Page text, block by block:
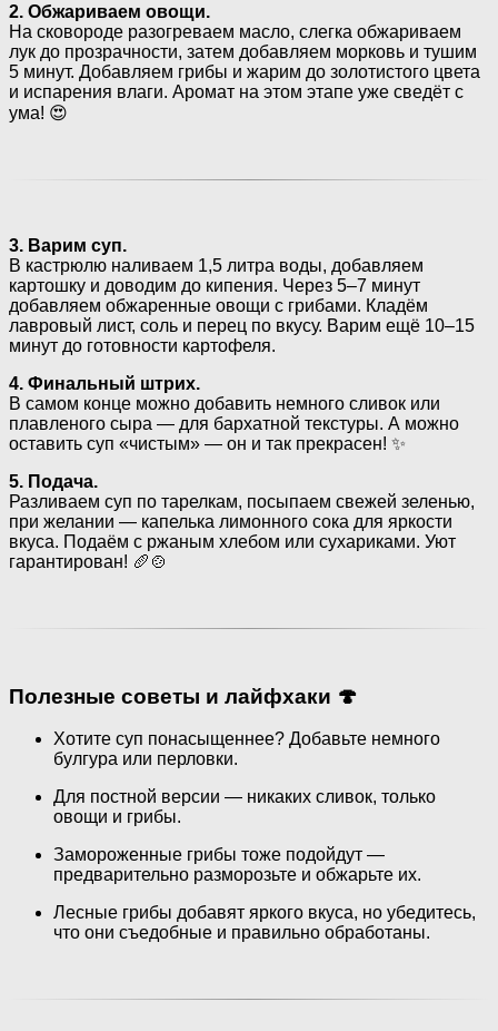
2. Обжариваем овощи.
На сковороде разогреваем масло, слегка обжариваем
лук до прозрачности, затем добавляем морковь и тушим
5 минут. Добавляем грибы и жарим до золотистого цвета
и испарения влаги. Аромат на этом этапе уже сведёт с
ума! 😍
3. Варим суп.
В кастрюлю наливаем 1,5 литра воды, добавляем
картошку и доводим до кипения. Через 5–7 минут
добавляем обжаренные овощи с грибами. Кладём
лавровый лист, соль и перец по вкусу. Варим ещё 10–15
минут до готовности картофеля.
4. Финальный штрих.
В самом конце можно добавить немного сливок или
плавленого сыра — для бархатной текстуры. А можно
оставить суп «чистым» — он и так прекрасен! ✨
5. Подача.
Разливаем суп по тарелкам, посыпаем свежей зеленью,
при желании — капелька лимонного сока для яркости
вкуса. Подаём с ржаным хлебом или сухариками. Уют
гарантирован! 🥖🍲
Полезные советы и лайфхаки 🍄
Хотите суп понасыщеннее? Добавьте немного
булгура или перловки.
Для постной версии — никаких сливок, только
овощи и грибы.
Замороженные грибы тоже подойдут —
предварительно разморозьте и обжарьте их.
Лесные грибы добавят яркого вкуса, но убедитесь,
что они съедобные и правильно обработаны.